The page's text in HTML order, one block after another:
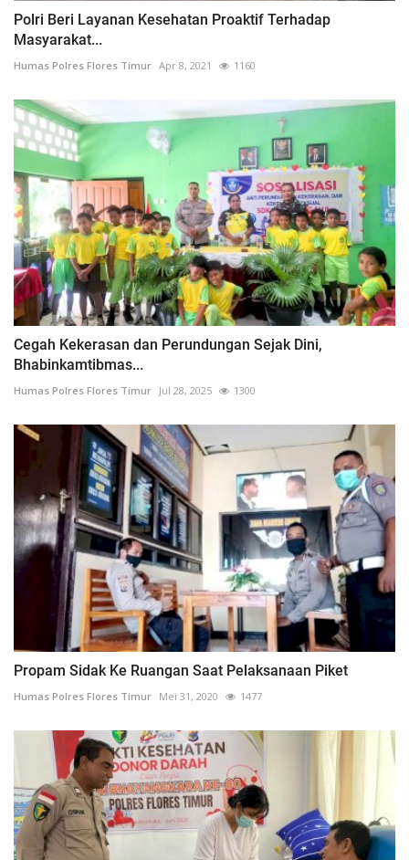
Polri Beri Layanan Kesehatan Proaktif Terhadap
Masyarakat...
Humas Polres Flores Timur Apr 8, 2021 1160
Cegah Kekerasan dan Perundungan Sejak Dini,
Bhabinkamtibmas...
Humas Polres Flores Timur Jul 28, 2025 1300
Propam Sidak Ke Ruangan Saat Pelaksanaan Piket
Humas Polres Flores Timur Mei 31, 2020 1477